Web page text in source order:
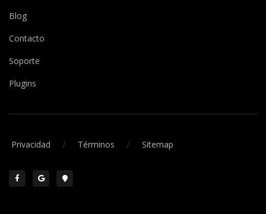
Blog
Contacto
Soporte
Plugins
Privacidad / Términos / Sitemap